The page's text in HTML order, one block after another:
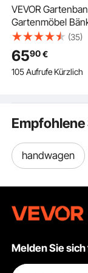
VEVOR
Gartenmöbel
116 cm 250 kg
Tragkraft,
Terrassenbank mit
Metallrahmen aus
Armlehnen,
Garten Park Hof,
Schwarz
(35)
6590€
105 Aufrufe Kürzlich
handwagen
Melden Sie